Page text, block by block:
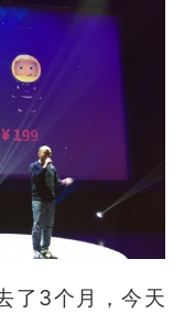
了3个月，今天